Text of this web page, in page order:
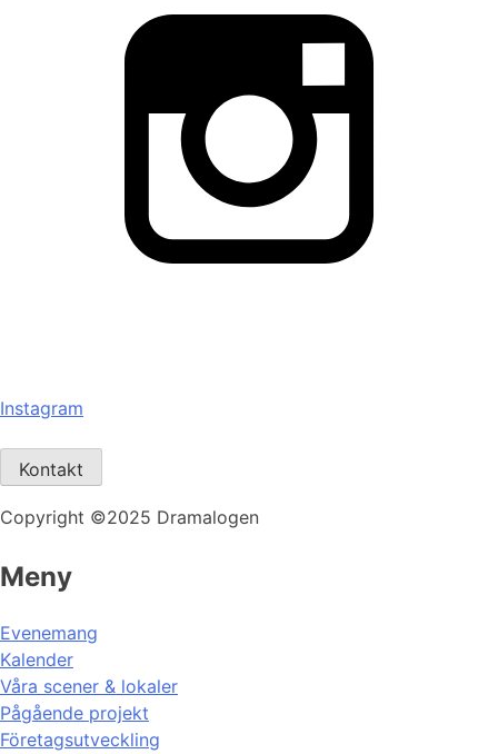
Instagram
Kontakt
Copyright ©2025 Dramalogen
Meny
Evenemang
Kalender
Våra scener & lokaler
Pågående projekt
Företagsutveckling